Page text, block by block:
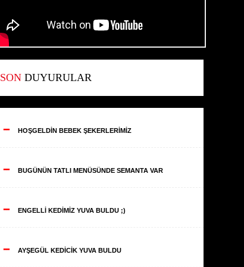
SONDUYURULAR
-- HOŞGELDİN BEBEK ŞEKERLERİMİZ
-- BUGÜNÜN TATLI MENÜSÜNDE SEMANTA VAR
-- ENGELLİ KEDİMİZ YUVA BULDU ;)
-- AYŞEGÜL KEDİCİK YUVA BULDU